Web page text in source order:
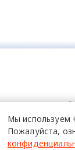
о
для
к красоте с
Мы используем
Пожалуйста,